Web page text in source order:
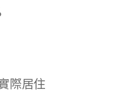
際居住